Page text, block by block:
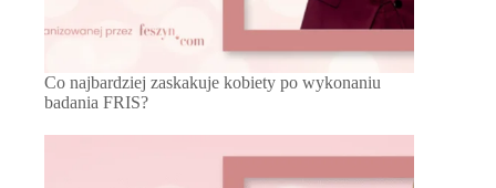
Co najbardziej zaskakuje kobiety po wykonaniu
badania FRIS?